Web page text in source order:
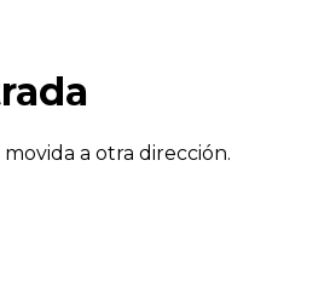
a otra dirección.